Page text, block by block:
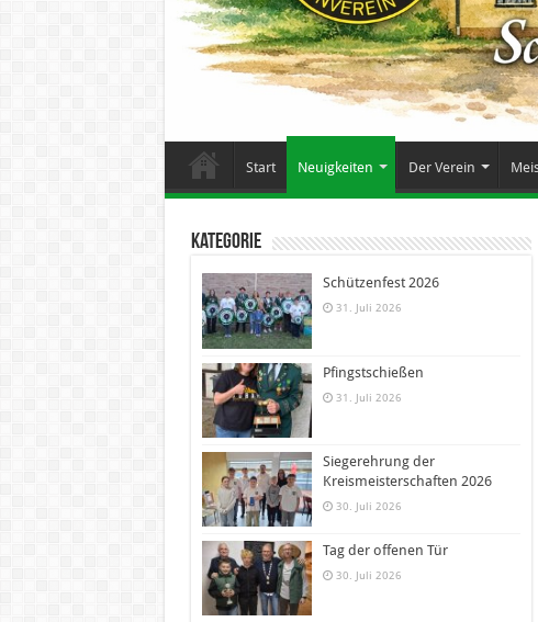
Start Neuigkeiten Der Verein
Kategorie
Schützenfest 2026
31. Juli 2026
Pfingstschießen
31. Juli 2026
Siegerehrung der
Kreismeisterschaften 2026
30. Juli 2026
Tag der offenen Tür
30. Juli 2026